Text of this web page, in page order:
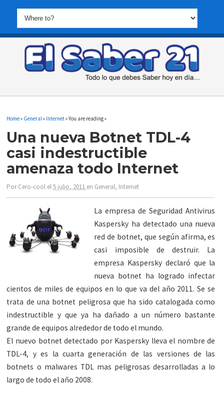
Home» General » Internet» You are reading »
Una nueva Botnet TDL-4
casi indestructible
amenaza todo Internet
PorCero-cool el5 julio, 2011 en General, Internet
La empresa de Seguridad Antivirus
Kaspersky ha detectado una nueva
red de botnet, que según afirma, es
casi imposible de destruir. La
empresa Kaspersky declaró que la
nueva botnet ha logrado infectar
cientos de miles de equipos en lo que va del año 2011. Se se
trata de una botnet peligrosa que ha sido catalogada como
indestructible y que ya ha dañado a un número bastante
grande de equipos alrededor de todo el mundo.
El nuevo botnet detectado por Kaspersky lleva el nombre de
TDL-4, y es la cuarta generación de las versiones de las
botnets o malwares TDL mas peligrosas desarrolladas a lo
largo de todo el año 2008.